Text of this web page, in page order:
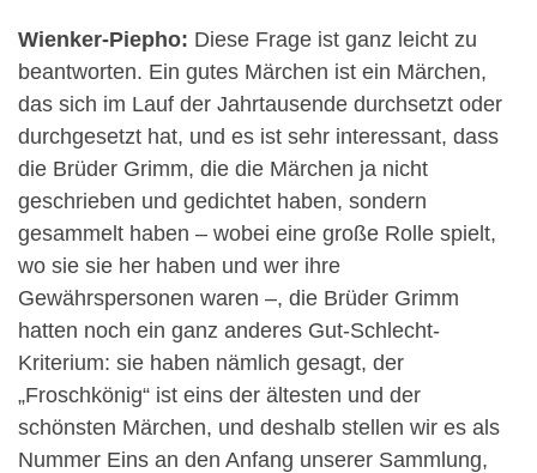
Wienker-Piepho: Diese Frage ist ganz leicht zu
beantworten. Ein gutes Märchen ist ein Märchen,
das sich im Lauf der Jahrtausende durchsetzt oder
durchgesetzt hat, und es ist sehr interessant, dass
die Brüder Grimm, die die Märchen ja nicht
geschrieben und gedichtet haben, sondern
gesammelt haben – wobei eine große Rolle spielt,
wo sie sie her haben und wer ihre
Gewährspersonen waren –, die Brüder Grimm
hatten noch ein ganz anderes Gut-Schlecht-
Kriterium: sie haben nämlich gesagt, der
„Froschkönig“ ist eins der ältesten und der
schönsten Märchen, und deshalb stellen wir es als
Nummer Eins an den Anfang unserer Sammlung,